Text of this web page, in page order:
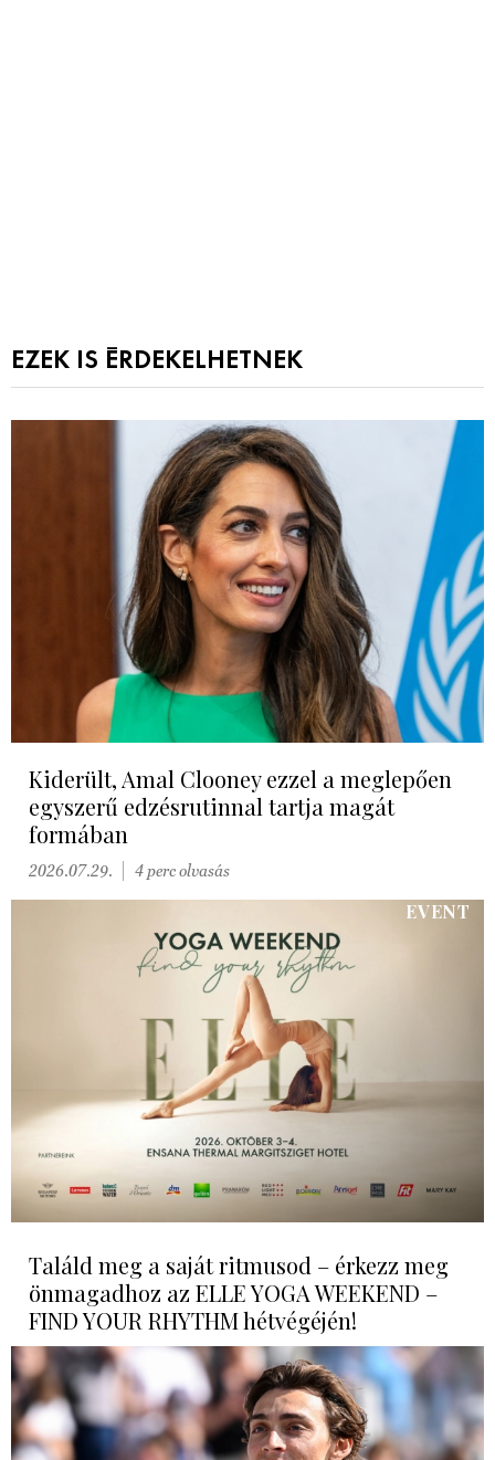
EZEK IS ÉRDEKELHETNEK
Kiderült, Amal Clooney ezzel a meglepően
egyszerű edzésrutinnal tartja magát
formában
2026.07.29. 4 perc olvasás
EVENT
Találd meg a saját ritmusod – érkezz meg
önmagadhoz az ELLE YOGA WEEKEND –
FIND YOUR RHYTHM hétvégéjén!